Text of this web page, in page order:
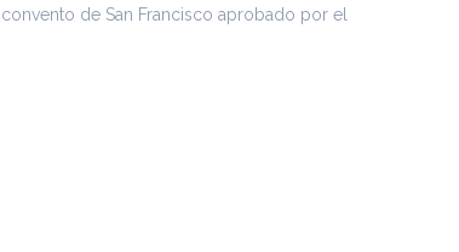
convento de San Francisco aprobado por el